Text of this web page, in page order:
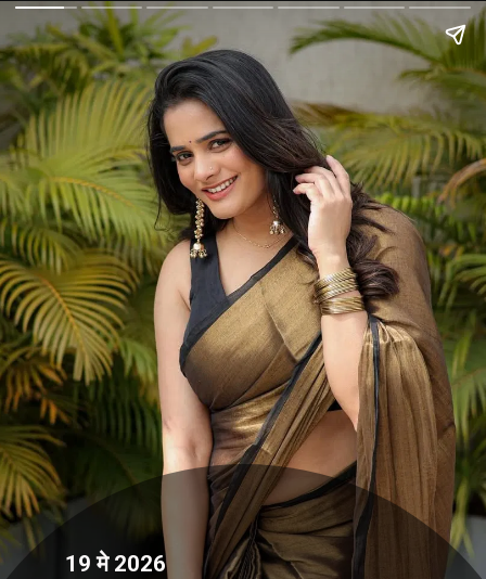
19 मे 2026